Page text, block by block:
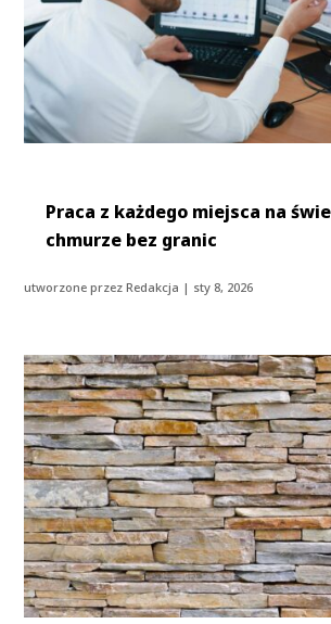
Praca z każdego miejsca na
chmurze bez granic
utworzone przezRedakcja | sty 8, 2026